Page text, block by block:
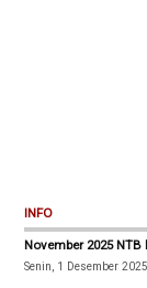
INFO
November 2025
Senin, 1 Desember 2025